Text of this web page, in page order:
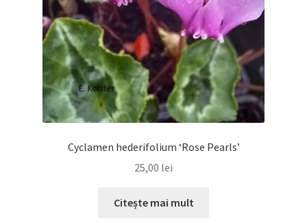
Cyclamen hederifolium ‘Rose Pearls’
25,00 lei
Citește mai mult